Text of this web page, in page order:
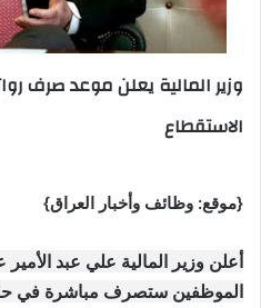
وزير المالية يعلن موعد صرف
الاستقطاع
{موقع: وظائف وأخبار العراق}
أعلن وزير المالية علي عبد
الموظفين ستصرف مباشرة في حال